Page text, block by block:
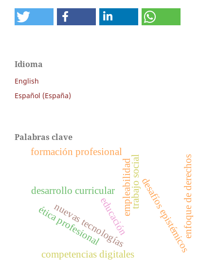
Idioma
English
Español (España)
Palabras clave
trabajo social
nuevas tecnologías
ética profesional
empleabilidad
formación profesional
competencias digitales
desarrollo curricular desafíos epistémicos
enfoque de derechos
educación